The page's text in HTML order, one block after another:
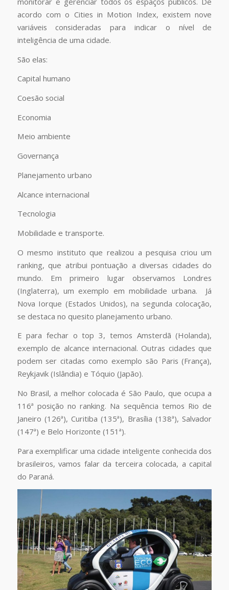
acordo com o Cities in Motion Index, existem nove
variáveis consideradas para indicar o nível de
inteligência de uma cidade.
São elas:
Capital humano
Coesão social
Economia
Meio ambiente
Governança
Planejamento urbano
Alcance internacional
Tecnologia
Mobilidade e transporte.
O mesmo instituto que realizou a pesquisa criou um
ranking, que atribui pontuação a diversas cidades do
mundo. Em primeiro lugar observamos Londres
(Inglaterra), um exemplo em mobilidade urbana. Já
Nova Iorque (Estados Unidos), na segunda colocação,
se destaca no quesito planejamento urbano.
E para fechar o top 3, temos Amsterdã (Holanda),
exemplo de alcance internacional. Outras cidades que
podem ser citadas como exemplo são Paris (França),
Reykjavik (Islândia) e Tóquio (Japão).
No Brasil, a melhor colocada é São Paulo, que ocupa a
116ª posição no ranking. Na sequência temos Rio de
Janeiro (126ª), Curitiba (135ª), Brasília (138ª), Salvador
(147ª) e Belo Horizonte (151ª).
Para exemplificar uma cidade inteligente conhecida dos
brasileiros, vamos falar da terceira colocada, a capital
do Paraná.